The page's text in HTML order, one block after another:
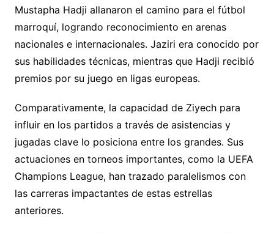
Mustapha Hadji allanaron el camino para el fútbol
marroquí, logrando reconocimiento en arenas
nacionales e internacionales. Jaziri era conocido por
sus habilidades técnicas, mientras que Hadji recibió
premios por su juego en ligas europeas.
Comparativamente, la capacidad de Ziyech para
influir en los partidos a través de asistencias y
jugadas clave lo posiciona entre los grandes. Sus
actuaciones en torneos importantes, como la UEFA
Champions League, han trazado paralelismos con
las carreras impactantes de estas estrellas
anteriores.